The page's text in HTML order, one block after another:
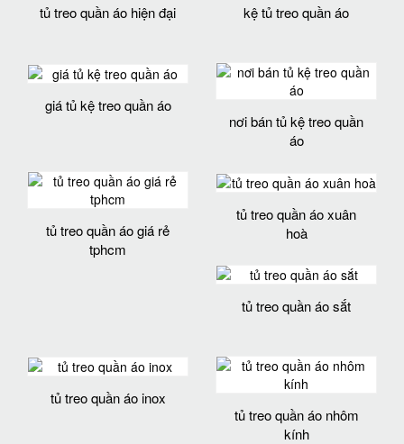
tủ treo quần áo hiện đại kệ tủ treo quần áo
giá tủ kệ treo quần áo
nơi bán tủ kệ treo quần
áo
tủ treo quần áo giá rẻ
tphcm
tủ treo quần áo xuân
hoà
tủ treo quần áo sắt
tủ treo quần áo inox
tủ treo quần áo nhôm
kính